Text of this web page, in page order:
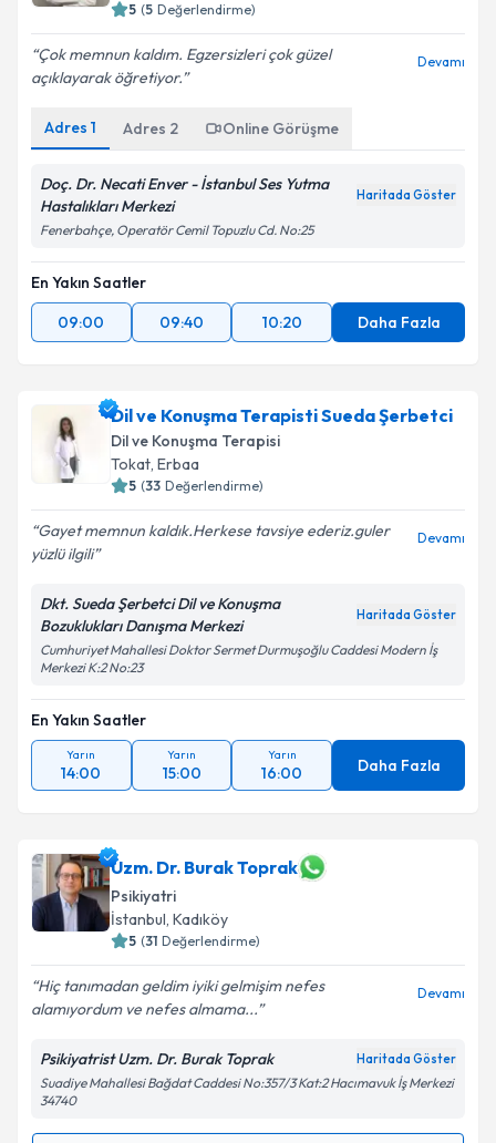
Kişisel verilerimin işlenmesine ilişkin
kapsamda işlenmesini kabul ediyorum.
Takvim Talebini Gönder
5 (5 Değerlendirme)
Çok memnun kaldım. Egzersizleri çok güzel
açıklayarak öğretiyor.
Devamı
Adres 1 Adres 2 Online Görüşme
Doç. Dr. Necati Enver - İstanbul Ses Yutma
Hastalıkları Merkezi
Haritada Göster
Fenerbahçe, Operatör Cemil Topuzlu Cd. No:25
En Yakın Saatler
09:00
09:40 10:20 Daha Fazla
Dil ve Konuşma Terapisti Sueda Şerbetci
Dil ve Konuşma Terapisi
Tokat, Erbaa
5 (33 Değerlendirme)
Gayet memnun kaldık.Herkese tavsiye ederiz.guler
yüzlü ilgili
Devamı
Dkt. Sueda Şerbetci Dil ve Konuşma
Bozuklukları Danışma Merkezi
Haritada Göster
Cumhuriyet Mahallesi Doktor Sermet Durmuşoğlu Caddesi Modern İş
Merkezi K:2 No:23
En Yakın Saatler
Yarın
14:00
Yarın
15:00
Yarın
16:00 Daha Fazla
Uzm. Dr. Burak Toprak
Psikiyatri
İstanbul, Kadıköy
5 (31 Değerlendirme)
Hiç tanımadan geldim iyiki gelmişim nefes
alamıyordum ve nefes almama...
Devamı
Psikiyatrist Uzm. Dr. Burak Toprak Haritada Göster
Suadiye Mahallesi Bağdat Caddesi No:357/3 Kat:2 Hacımavuk İş Merkezi
34740